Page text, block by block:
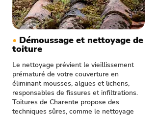
• Démoussage et nettoyage de
toiture
Le nettoyage prévient le vieillissement
prématuré de votre couverture en
éliminant mousses, algues et lichens,
responsables de fissures et infiltrations.
Toitures de Charente propose des
techniques sûres, comme le nettoyage